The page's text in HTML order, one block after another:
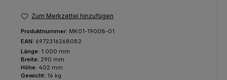
Zum Merkzettel hinzufügen
Produktnummer: MK01-19008-01
EAN: 6972316268082
Länge: 1.000 mm
Breite: 290 mm
Höhe: 402 mm
Gewicht: 16 kg